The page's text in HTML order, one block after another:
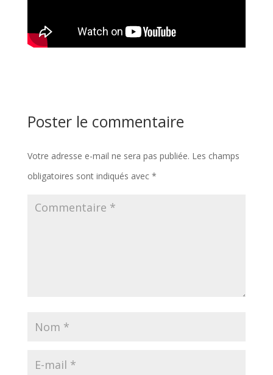
Poster le commentaire
Votre adresse e-mail ne sera pas publiée. Les champs
obligatoires sont indiqués avec *